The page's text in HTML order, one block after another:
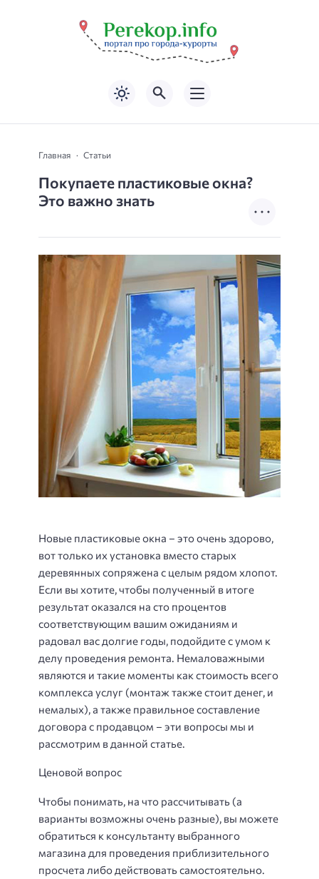
Главная Статьи
Покупаете пластиковые окна?
Это важно знать
Новые пластиковые окна – это очень здорово,
вот только их установка вместо старых
деревянных сопряжена с целым рядом хлопот.
Если вы хотите, чтобы полученный в итоге
результат оказался на сто процентов
соответствующим вашим ожиданиям и
радовал вас долгие годы, подойдите с умом к
делу проведения ремонта. Немаловажными
являются и такие моменты как стоимость всего
комплекса услуг (монтаж также стоит денег, и
немалых), а также правильное составление
договора с продавцом – эти вопросы мы и
рассмотрим в данной статье.
Ценовой вопрос
Чтобы понимать, на что рассчитывать (а
варианты возможны очень разные), вы можете
обратиться к консультанту выбранного
магазина для проведения приблизительного
просчета либо действовать самостоятельно.